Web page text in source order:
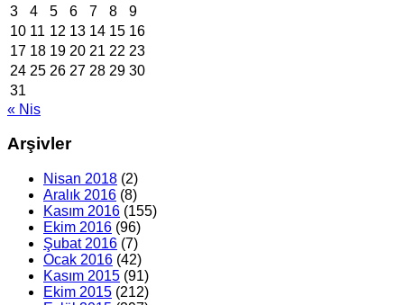
3
4 5 6 7 8
9
10 11 12 13 14 15 16
17 18 19 20 21 22 23
24 25 26 27 28 29 30
31
« Nis
Arşivler
Nisan 2018 (2)
Aralık 2016 (8)
Kasım 2016 (155)
Ekim 2016 (96)
Şubat 2016 (7)
Ocak 2016 (42)
Kasım 2015 (91)
Ekim 2015 (212)